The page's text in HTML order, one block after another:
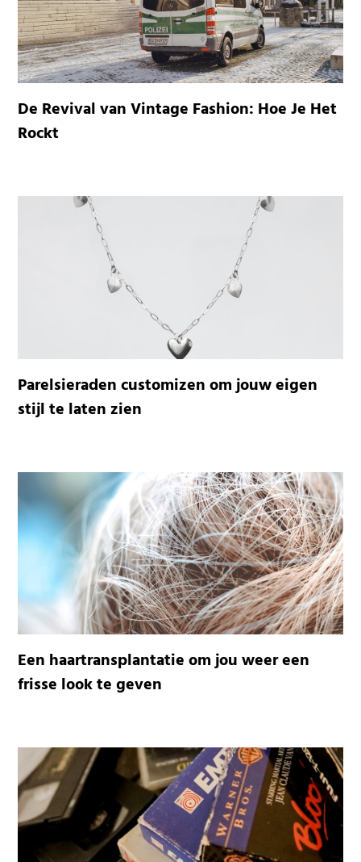
De Revival van Vintage Fashion: Hoe Je Het
Rockt
Parelsieraden customizen om jouw eigen
stijl te laten zien
Een haartransplantatie om jou weer een
frisse look te geven